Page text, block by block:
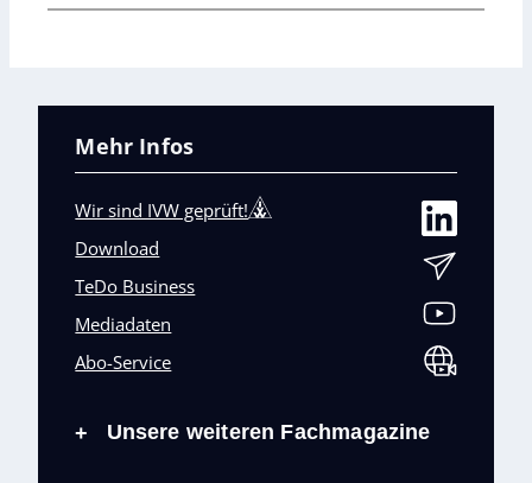
Mehr Infos
Wir sind IVW geprüft!
Download
TeDo Business
Mediadaten
Abo-Service
+ Unsere weiteren Fachmagazine